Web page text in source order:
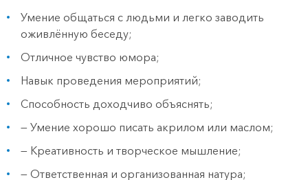
Умение общаться с людьми и легко заводить
оживлённую беседу;
Отличное чувство юмора;
Навык проведения мероприятий;
Способность доходчиво объяснять;
— Умение хорошо писать акрилом или маслом;
— Креативность и творческое мышление;
— Ответственная и организованная натура;